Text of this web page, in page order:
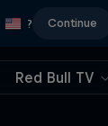
? Continue
Red Bull TV